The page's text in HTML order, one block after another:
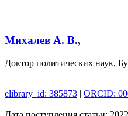
Михалев А. В.,
Доктор политических наук,
elibrary_id: 385873 | ORCID: